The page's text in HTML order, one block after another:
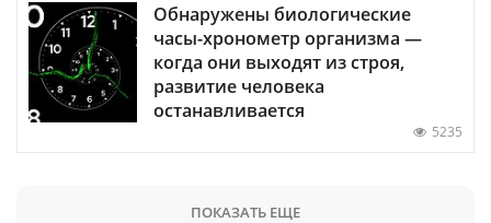
Обнаружены биологические
часы-хронометр организма —
когда они выходят из строя,
развитие человека
останавливается
5235
ПОКАЗАТЬ ЕЩЕ